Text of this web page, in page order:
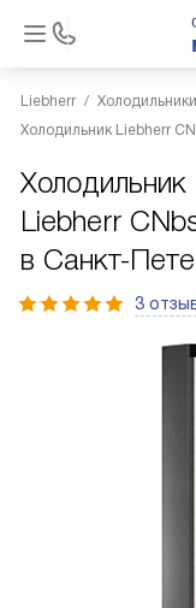
Liebherr Холодильники
Холодильник Liebherr
Холодильник
Liebherr
в Санкт-
3